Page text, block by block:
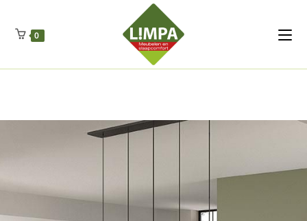
Regenschut
Drueckerpro
Fettsauren Dekemax Kapselmed
Luftkuhlen Zauberfan Netzfenste Insektensc
0